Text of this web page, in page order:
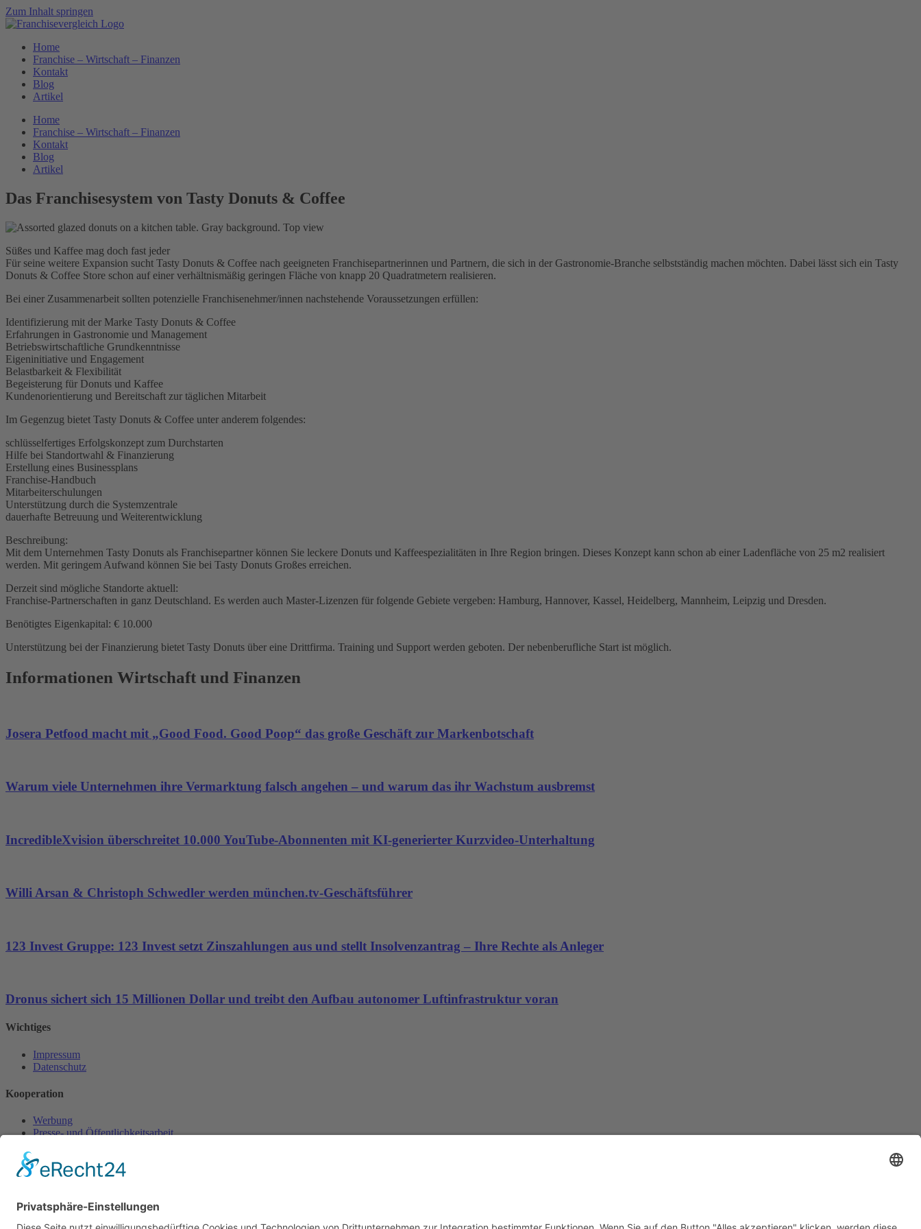
Zum Inhalt springen
Home
Franchise – Wirtschaft – Finanzen
Kontakt
Blog
Artikel
Home
Franchise – Wirtschaft – Finanzen
Kontakt
Blog
Artikel
Das Franchisesystem von Tasty Donuts & Coffee
Süßes und Kaffee mag doch fast jeder
Für seine weitere Expansion sucht Tasty Donuts & Coffee nach geeigneten Franchisepartnerinnen und Partnern, die sich in der Gastronomie-Branche selbstständig machen möchten. Dabei lässt sich ein Tasty
Donuts & Coffee Store schon auf einer verhältnismäßig geringen Fläche von knapp 20 Quadratmetern realisieren.
Bei einer Zusammenarbeit sollten potenzielle Franchisenehmer/innen nachstehende Voraussetzungen erfüllen:
Identifizierung mit der Marke Tasty Donuts & Coffee
Erfahrungen in Gastronomie und Management
Betriebswirtschaftliche Grundkenntnisse
Eigeninitiative und Engagement
Belastbarkeit & Flexibilität
Begeisterung für Donuts und Kaffee
Kundenorientierung und Bereitschaft zur täglichen Mitarbeit
Im Gegenzug bietet Tasty Donuts & Coffee unter anderem folgendes:
schlüsselfertiges Erfolgskonzept zum Durchstarten
Hilfe bei Standortwahl & Finanzierung
Erstellung eines Businessplans
Franchise-Handbuch
Mitarbeiterschulungen
Unterstützung durch die Systemzentrale
dauerhafte Betreuung und Weiterentwicklung
Beschreibung:
Mit dem Unternehmen Tasty Donuts als Franchisepartner können Sie leckere Donuts und Kaffeespezialitäten in Ihre Region bringen. Dieses Konzept kann schon ab einer Ladenfläche von 25 m2 realisiert
werden. Mit geringem Aufwand können Sie bei Tasty Donuts Großes erreichen.
Derzeit sind mögliche Standorte aktuell:
Franchise-Partnerschaften in ganz Deutschland. Es werden auch Master-Lizenzen für folgende Gebiete vergeben: Hamburg, Hannover, Kassel, Heidelberg, Mannheim, Leipzig und Dresden.
Benötigtes Eigenkapital: € 10.000
Unterstützung bei der Finanzierung bietet Tasty Donuts über eine Drittfirma. Training und Support werden geboten. Der nebenberufliche Start ist möglich.
Informationen Wirtschaft und Finanzen
Josera Petfood macht mit „Good Food. Good Poop“ das große Geschäft zur Markenbotschaft
Warum viele Unternehmen ihre Vermarktung falsch angehen – und warum das ihr Wachstum ausbremst
IncredibleXvision überschreitet 10.000 YouTube-Abonnenten mit KI-generierter Kurzvideo-Unterhaltung
Willi Arsan & Christoph Schwedler werden münchen.tv-Geschäftsführer
123 Invest Gruppe: 123 Invest setzt Zinszahlungen aus und stellt Insolvenzantrag – Ihre Rechte als Anleger
Dronus sichert sich 15 Millionen Dollar und treibt den Aufbau autonomer Luftinfrastruktur voran
Wichtiges
Impressum
Datenschutz
Kooperation
Werbung
Presse- und Öffentlichkeitsarbeit
Aktuelles
Zertifikat